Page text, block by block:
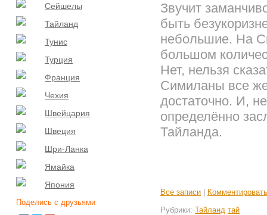
Сейшелы
Тайланд
Тунис
Турция
Франция
Чехия
Швейцария
Швеция
Шри-Ланка
Ямайка
Япония
Поделись с друзьями
Звучит
быть
небольшие. На
большом
Нет, нельзя
Симиланы все
достаточно. И,
определённо
Тайланда.
Все записи
Комментировать
Рубрики: Тайланд тай